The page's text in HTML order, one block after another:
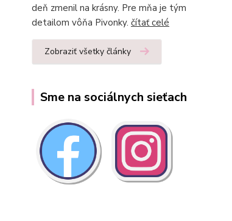
deň zmenil na krásny. Pre mňa je tým
detailom vôňa Pivonky. čítať celé
Zobraziť všetky články
Sme na sociálnych sieťach